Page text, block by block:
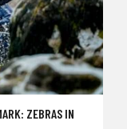
ZEBRAS IN